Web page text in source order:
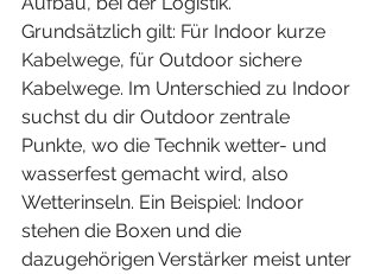
Grundsätzlich gilt: Für Indoor kurze
Kabelwege, für Outdoor sichere
Kabelwege. Im Unterschied zu Indoor
suchst du dir Outdoor zentrale
Punkte, wo die Technik wetter- und
wasserfest gemacht wird, also
Wetterinseln. Ein Beispiel: Indoor
stehen die Boxen und die
dazugehörigen Verstärker meist unter